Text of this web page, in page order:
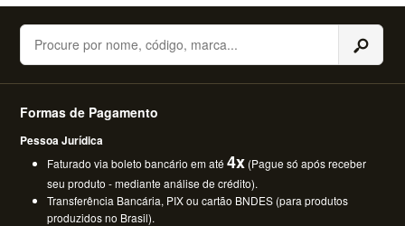
Buscar
Formas de Pagamento
Pessoa Jurídica
Faturado via boleto bancário em até4x (Pague só após receber
seu produto - mediante análise de crédito).
Transferência Bancária, PIX ou cartão BNDES (para produtos
produzidos no Brasil).